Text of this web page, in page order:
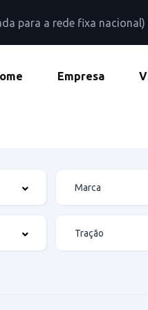
para a rede fixa nacional)
Empresa